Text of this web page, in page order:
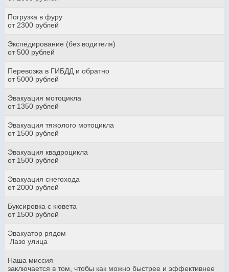
Погрузка в фуру
от 2300 рублей
Экспедирование (без водителя)
от 500 рублей
Перевозка в ГИБДД и обратно
от 5000 рублей
Эвакуация мотоцикла
от 1350 рублей
Эвакуация тяжолого мотоцикла
от 1500 рублей
Эвакуация квадроцикла
от 1500 рублей
Эвакуация снегохода
от 2000 рублей
Буксировка с кювета
от 1500 рублей
Эвакуатор рядом
Лазо улица
Наша миссия
заключается в том, чтобы как можно быстрее и эффективнее